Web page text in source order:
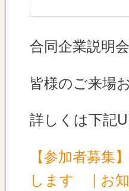
合同企業説明
皆様のご来場
詳しくは下記
【参加者募集
します | お知